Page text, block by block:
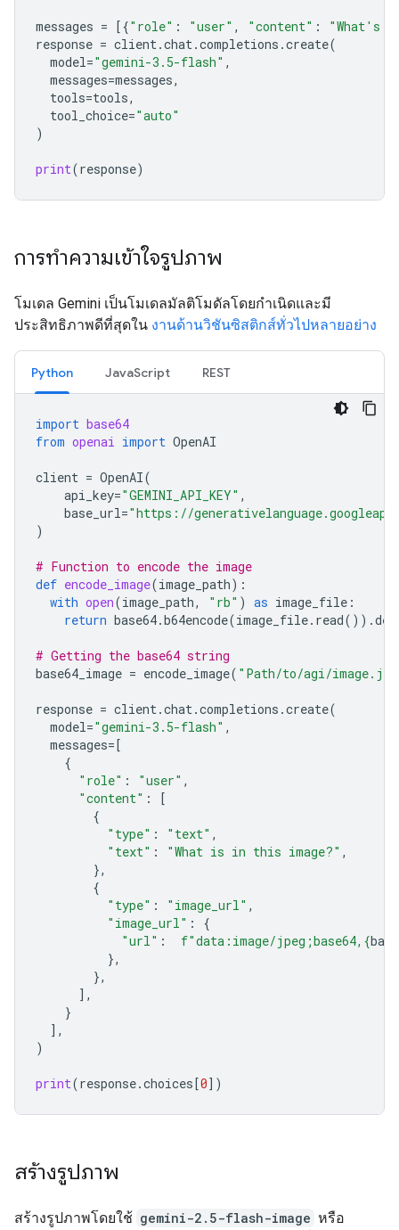
messages = [{"role" : "user" , "content" :
"What's
response = client.chat.completions .create(
model="gemini-3.5-flash" ,
messages=messages,
tools=tools,
tool_choice="auto"
)
print(response)
การทำความเข้าใจรูปภาพ
โมเดล Gemini เป็นโมเดลมัลติโมดัลโดยกำเนิดและมี
ประสิทธิภาพดีที่สุดใน งานด้านวิชันซิสติกส์ทั่วไปหลายอย่าง
Python JavaScript REST
import base64
from openai import OpenAI
client = OpenAI(
api_key="GEMINI_API_KEY" ,
base_url="https://
)
# Function to encode the image
def encode_image(image_path):
with open(image_path, "rb" ) as image_file :
return base64.b64encode(image_file. read()) .
# Getting the base64 string
base64_image = encode_image( "Path/to/agi/
response = client.chat.completions .create(
model="gemini-3.5-flash" ,
messages=[
{
"role" : "user" ,
"content" :
[
{
"type" : "text" ,
"text" : "What is in this image?" ,
},
{
"type" : "image_url" ,
"image_url" :
{
"url" : f"data:image/jpeg;base64, {
},
},
],
}
],
)
print(response.choices[0])
สร้างรูปภาพ
สร้างรูปภาพโดยใช้ gemini-2.5-flash-image หรือ